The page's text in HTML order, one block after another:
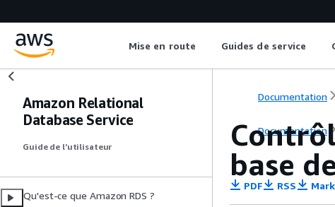
Mise en route Guides de service
Amazon Relational
Database Service
Guide de l’utilisateur
Qu'est-ce que Amazon RDS ?
Documentation
Documentation
base
PDF RSS